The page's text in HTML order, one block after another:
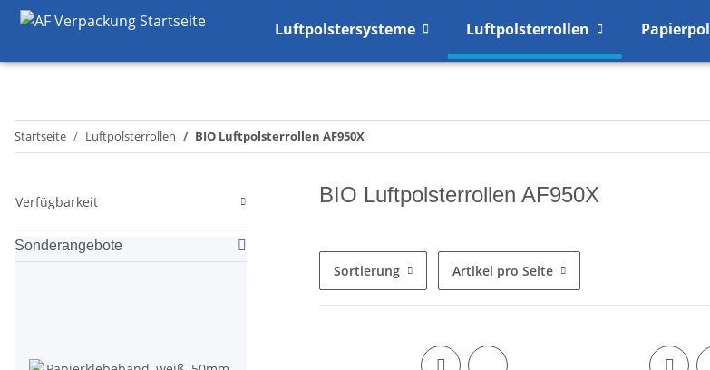
Luftpolstersysteme Luftpolsterrollen
Startseite Luftpolsterrollen BIO Luftpolsterrollen AF950X
BIO Luftpolsterrollen AF950X
Sortierung Artikel pro Seite
Verfügbarkeit
Sonderangebote